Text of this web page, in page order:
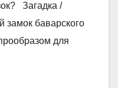
Загадка /
замок баварского
для